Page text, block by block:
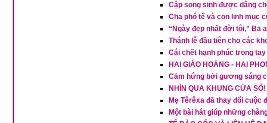
Cặp song sinh được dâng
Cha phó tế và con linh mục
“Ngày đẹp nhất đời tôi,” Ba
Thánh lễ đầu tiên cho các
Cái chết hạnh phúc trong
HAI GIÁO HOÀNG - HAI
Cảm hứng bởi gương sáng
NHÌN QUA KHUNG CỬA SỔ!
Mẹ Têrêxa đã thay đổi cuộc
Một bài hát giúp những